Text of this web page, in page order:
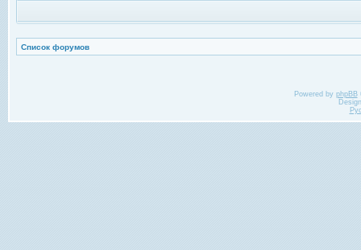
Список форумов
Powered by phpBB